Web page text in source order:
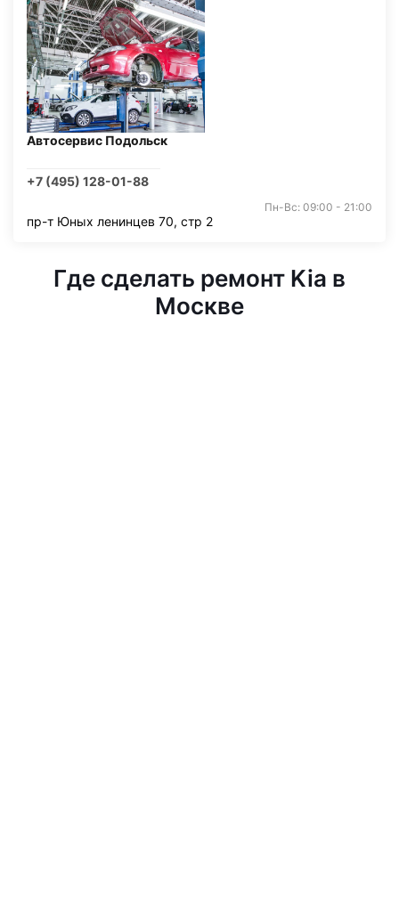
Автосервис Подольск
+7 (495) 128-01-88
Пн-Вс: 09:00 - 21:00
пр-т Юных ленинцев 70, стр 2
Где сделать ремонт Kia в
Москве